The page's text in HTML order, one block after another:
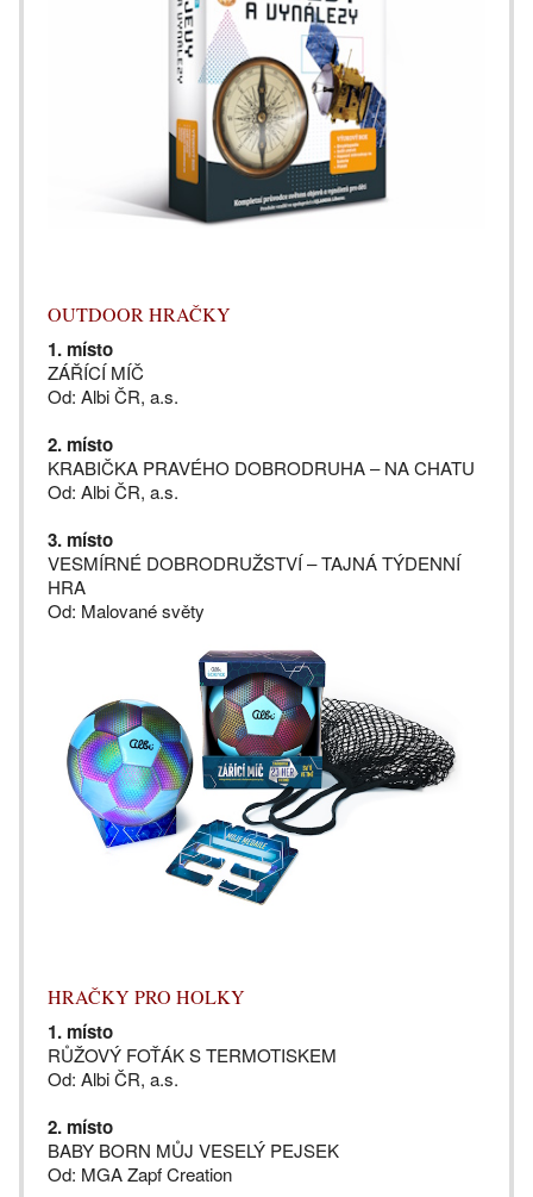
OUTDOOR HRAČKY
1. místo
ZÁŘÍCÍ MÍČ
Od: Albi ČR, a.s.
2. místo
KRABIČKA PRAVÉHO DOBRODRUHA – NA CHATU
Od: Albi ČR, a.s.
3. místo
VESMÍRNÉ DOBRODRUŽSTVÍ – TAJNÁ TÝDENNÍ
HRA
Od: Malované světy
HRAČKY PRO HOLKY
1. místo
RŮŽOVÝ FOŤÁK S TERMOTISKEM
Od: Albi ČR, a.s.
2. místo
BABY BORN MŮJ VESELÝ PEJSEK
Od: MGA Zapf Creation